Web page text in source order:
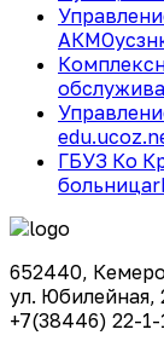
АКМО
ГБУЗ Ко
больница
652440,
ул. Юбилейная,
+7(38446) 22-